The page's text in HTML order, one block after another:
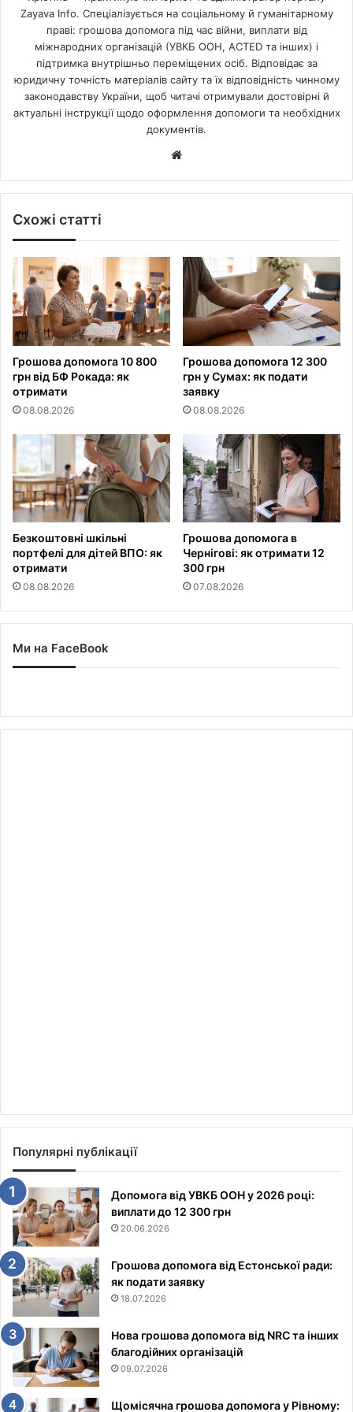
Zayava Info. Спеціалізується на соціальному й гуманітарному
праві: грошова допомога під час війни, виплати від
міжнародних організацій (УВКБ ООН, ACTED та інших) і
підтримка внутрішньо переміщених осіб. Відповідає за
юридичну точність матеріалів сайту та їх відповідність чинному
законодавству України, щоб читачі отримували достовірні й
актуальні інструкції щодо оформлення допомоги та необхідних
документів.
Схожі статті
Грошова допомога 10 800
грн від БФ Рокада: як
отримати
08.08.2026
Грошова допомога 12 300
грн у Сумах: як подати
заявку
08.08.2026
Безкоштовні шкільні
портфелі для дітей ВПО: як
отримати
08.08.2026
Грошова допомога в
Чернігові: як отримати 12
300 грн
07.08.2026
Ми на FaceBook
Популярні публікації
Допомога від УВКБ ООН у 2026 році:
виплати до 12 300 грн
20.06.2026
Грошова допомога від Естонської ради:
як подати заявку
18.07.2026
Нова грошова допомога від NRC та інших
благодійних організацій
09.07.2026
Щомісячна грошова допомога у Рівному: